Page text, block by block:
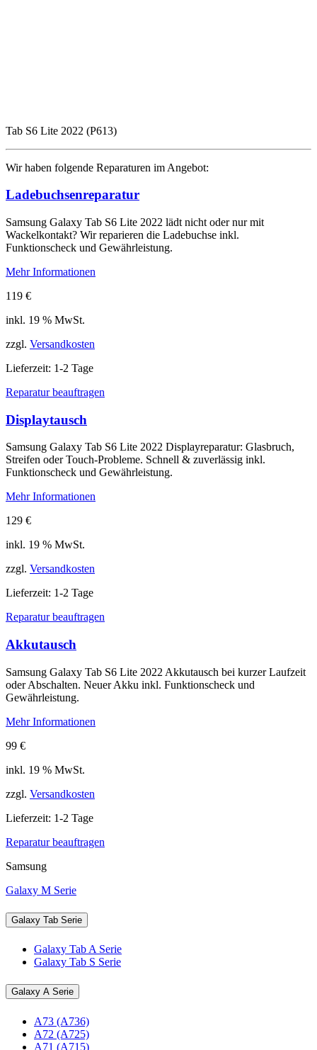
Tab S6 Lite 2022 (P613)
Wir haben folgende Reparaturen im Angebot:
Ladebuchsenreparatur
Samsung Galaxy Tab S6 Lite 2022 lädt nicht oder nur mit
Wackelkontakt? Wir reparieren die Ladebuchse inkl.
Funktionscheck und Gewährleistung.
Mehr Informationen
119 €
inkl. 19 % MwSt.
zzgl. Versandkosten
Lieferzeit: 1-2 Tage
Reparatur beauftragen
Displaytausch
Samsung Galaxy Tab S6 Lite 2022 Displayreparatur: Glasbruch,
Streifen oder Touch-Probleme. Schnell & zuverlässig inkl.
Funktionscheck und Gewährleistung.
Mehr Informationen
129 €
inkl. 19 % MwSt.
zzgl. Versandkosten
Lieferzeit: 1-2 Tage
Reparatur beauftragen
Akkutausch
Samsung Galaxy Tab S6 Lite 2022 Akkutausch bei kurzer Laufzeit
oder Abschalten. Neuer Akku inkl. Funktionscheck und
Gewährleistung.
Mehr Informationen
99 €
inkl. 19 % MwSt.
zzgl. Versandkosten
Lieferzeit: 1-2 Tage
Reparatur beauftragen
Samsung
Galaxy M Serie
Galaxy Tab Serie
Galaxy Tab A Serie
Galaxy Tab S Serie
Galaxy A Serie
A73 (A736)
A72 (A725)
A71 (A715)